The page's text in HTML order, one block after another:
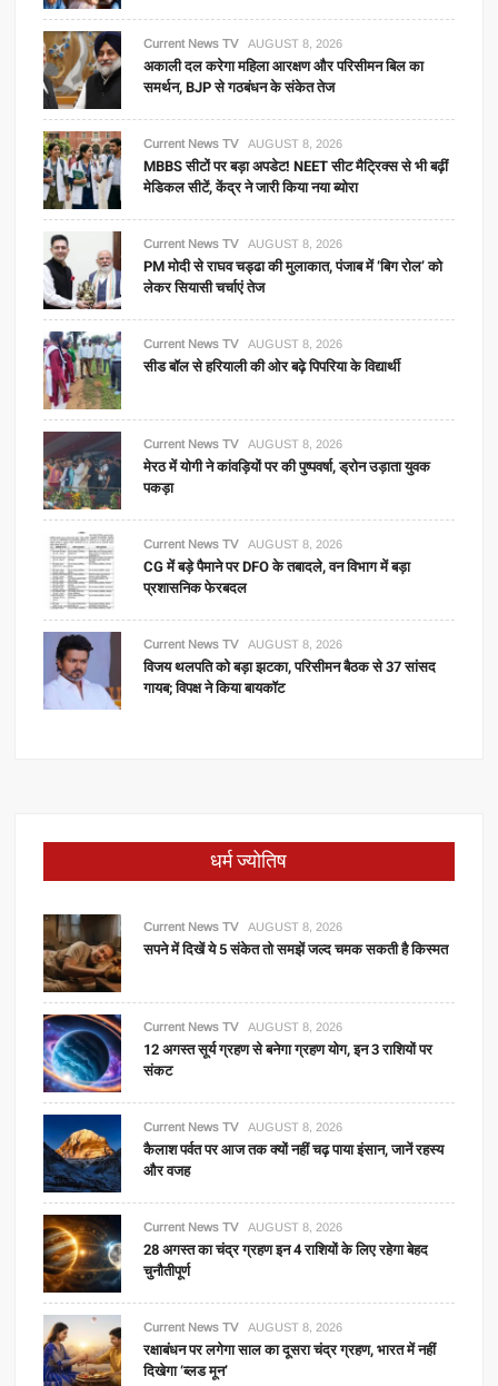
Current News TV AUGUST 8, 2026
अकाली दल करेगा महिला आरक्षण और परिसीमन बिल का
समर्थन, BJP से गठबंधन के संकेत तेज
Current News TV AUGUST 8, 2026
MBBS सीटों पर बड़ा अपडेट! NEET सीट मैट्रिक्स से भी बढ़ीं
मेडिकल सीटें, केंद्र ने जारी किया नया ब्योरा
Current News TV AUGUST 8, 2026
PM मोदी से राघव चड्ढा की मुलाकात, पंजाब में ‘बिग रोल’ को
लेकर सियासी चर्चाएं तेज
Current News TV AUGUST 8, 2026
सीड बॉल से हरियाली की ओर बढ़े पिपरिया के विद्यार्थी
Current News TV AUGUST 8, 2026
मेरठ में योगी ने कांवड़ियों पर की पुष्पवर्षा, ड्रोन उड़ाता युवक
पकड़ा
Current News TV AUGUST 8, 2026
CG में बड़े पैमाने पर DFO के तबादले, वन विभाग में बड़ा
प्रशासनिक फेरबदल
Current News TV AUGUST 8, 2026
विजय थलपति को बड़ा झटका, परिसीमन बैठक से 37 सांसद
गायब; विपक्ष ने किया बायकॉट
धर्म ज्योतिष
Current News TV AUGUST 8, 2026
सपने में दिखें ये 5 संकेत तो समझें जल्द चमक सकती है किस्मत
Current News TV AUGUST 8, 2026
12 अगस्त सूर्य ग्रहण से बनेगा ग्रहण योग, इन 3 राशियों पर
संकट
Current News TV AUGUST 8, 2026
कैलाश पर्वत पर आज तक क्यों नहीं चढ़ पाया इंसान, जानें रहस्य
और वजह
Current News TV AUGUST 8, 2026
28 अगस्त का चंद्र ग्रहण इन 4 राशियों के लिए रहेगा बेहद
चुनौतीपूर्ण
Current News TV AUGUST 8, 2026
रक्षाबंधन पर लगेगा साल का दूसरा चंद्र ग्रहण, भारत में नहीं
दिखेगा ‘ब्लड मून’